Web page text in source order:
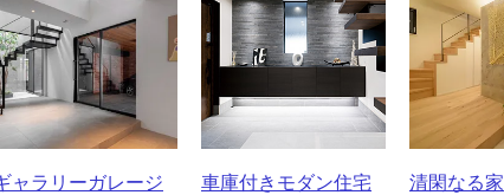
ャラリーガレージ
車庫付きモダン住宅 清閑なる家